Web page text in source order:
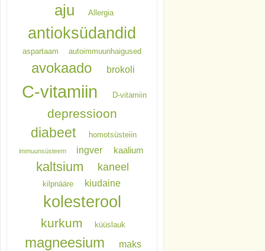
aju Allergia
antioksüdandid
aspartaam autoimmuunhaigused
avokaado brokoli
C-vitamiin D-vitamiin
depressioon
diabeet homotsüsteiin
immuunsüsteem ingver kaalium
kaltsium kaneel
kilpnääre kiudaine
kolesterool
kurkum küüslauk
magneesium maks